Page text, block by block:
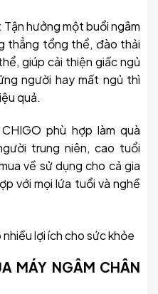
Tận hưởng một buổi ngâm
thẳng tổng thể, đào thải
giúp cải thiện giấc ngủ
người hay mất ngủ thì
quả.
phù hợp làm quà
trung niên, cao tuổi
về sử dụng cho cả gia
với mọi lứa tuổi và nghề
MÁY NGÂM CHÂN